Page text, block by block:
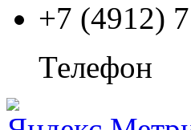
+7 (4912)
Телефон